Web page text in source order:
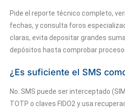
Pide el reporte técnico completo,
fechas, y consulta foros
claras, evita depositar grandes
depósitos hasta comprobar
¿Es suficiente el SMS
No. SMS puede ser interceptado
TOTP o claves FIDO2 y usa